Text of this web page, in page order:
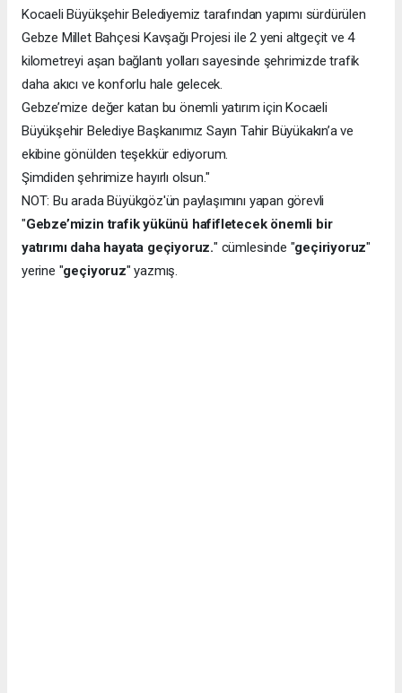
Kocaeli Büyükşehir Belediyemiz tarafından yapımı sürdürülen
Gebze Millet Bahçesi Kavşağı Projesi ile 2 yeni altgeçit ve 4
kilometreyi aşan bağlantı yolları sayesinde şehrimizde trafik
daha akıcı ve konforlu hale gelecek.
Gebze’mize değer katan bu önemli yatırım için Kocaeli
Büyükşehir Belediye Başkanımız Sayın Tahir Büyükakın’a ve
ekibine gönülden teşekkür ediyorum.
Şimdiden şehrimize hayırlı olsun."
NOT: Bu arada Büyükgöz'ün paylaşımını yapan görevli
"Gebze’mizin trafik yükünü hafifletecek önemli bir
yatırımı daha hayata geçiyoruz." cümlesinde "geçiriyoruz"
yerine "geçiyoruz" yazmış.